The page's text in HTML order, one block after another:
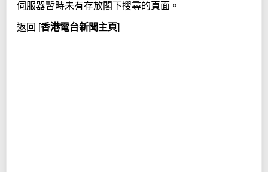
c
h
伺服器暫時未有存放閣下搜尋的頁面。
返回 [香港電台新聞主頁]